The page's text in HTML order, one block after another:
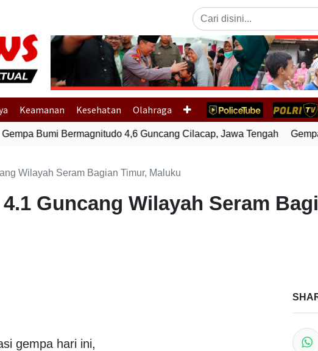
Previous
Keamanan Kesehatan Olahraga
Bumi Bermagnitudo 4,6 Guncang Cilacap, Jawa Tengah
Wilayah Seram Bagian Timur, Maluku
Guncang Wilayah Seram
gempa hari ini,